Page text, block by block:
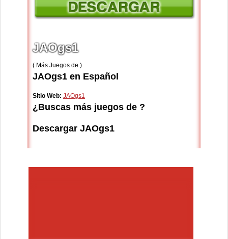
JAOgs1
( Más Juegos de )
JAOgs1 en Español
Sitio Web: JAOgs1
¿Buscas más juegos de ?
Descargar JAOgs1